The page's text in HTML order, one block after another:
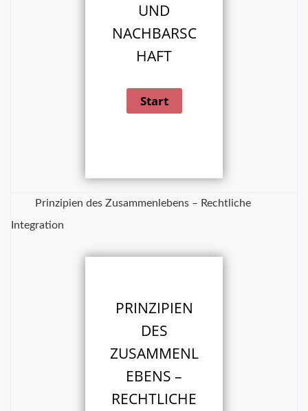
UND
NACHBARSC
HAFT
Prinzipien des Zusammenlebens – Rechtliche
Integration
PRINZIPIEN
DES
ZUSAMMENL
EBENS –
RECHTLICHE